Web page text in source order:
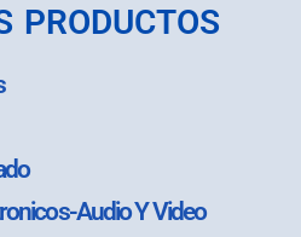
PRODUCTOS
Audio Y Video